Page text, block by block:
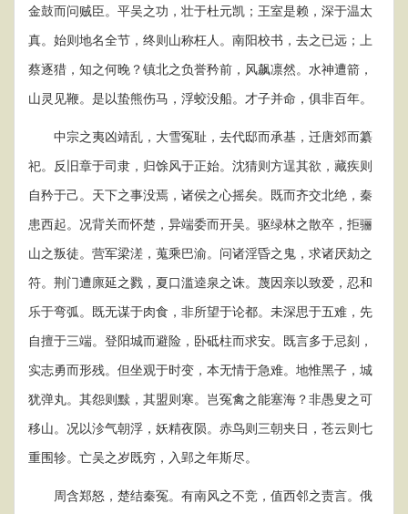
金鼓而问贼臣。平吴之功，壮于杜元凯；王室是赖，深于温太
真。始则地名全节，终则山称枉人。南阳校书，去之已远；上
蔡逐猎，知之何晚？镇北之负誉矜前，风飙凛然。水神遭箭，
山灵见鞭。是以蛰熊伤马，浮蛟没船。才子并命，俱非百年。
中宗之夷凶靖乱，大雪冤耻，去代邸而承基，迁唐郊而纂
祀。反旧章于司隶，归馀风于正始。沈猜则方逞其欲，藏疾则
自矜于己。天下之事没焉，诸侯之心摇矣。既而齐交北绝，秦
患西起。况背关而怀楚，异端委而开吴。驱绿林之散卒，拒骊
山之叛徒。营军梁溠，蒐乘巴渝。问诸淫昏之鬼，求诸厌劾之
符。荆门遭廪延之戮，夏口滥逵泉之诛。蔑因亲以致爱，忍和
乐于弯弧。既无谋于肉食，非所望于论都。未深思于五难，先
自擅于三端。登阳城而避险，卧砥柱而求安。既言多于忌刻，
实志勇而形残。但坐观于时变，本无情于急难。地惟黑子，城
犹弹丸。其怨则黩，其盟则寒。岂冤禽之能塞海？非愚叟之可
移山。况以沴气朝浮，妖精夜陨。赤鸟则三朝夹日，苍云则七
重围轸。亡吴之岁既穷，入郢之年斯尽。
周含郑怒，楚结秦冤。有南风之不竞，值西邻之责言。俄